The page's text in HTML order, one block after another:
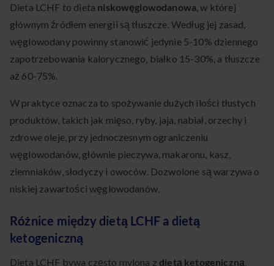
Dieta LCHF to dieta niskowęglowodanowa, w której
głównym źródłem energii są tłuszcze. Według jej zasad,
węglowodany powinny stanowić jedynie 5-10% dziennego
zapotrzebowania kalorycznego, białko 15-30%, a tłuszcze
aż 60-75%.
W praktyce oznacza to spożywanie dużych ilości tłustych
produktów, takich jak mięso, ryby, jaja, nabiał, orzechy i
zdrowe oleje, przy jednoczesnym ograniczeniu
węglowodanów, głównie pieczywa, makaronu, kasz,
ziemniaków, słodyczy i owoców. Dozwolone są warzywa o
niskiej zawartości węglowodanów.
Różnice między dietą LCHF a dietą
ketogeniczną
Dieta LCHF bywa często mylona z dietą ketogeniczną,